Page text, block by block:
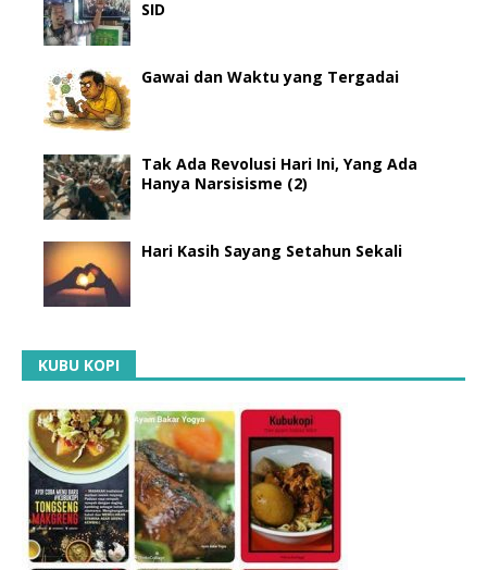
SID
Gawai dan Waktu yang Tergadai
Tak Ada Revolusi Hari Ini, Yang Ada
Hanya Narsisisme (2)
Hari Kasih Sayang Setahun Sekali
KUBU KOPI